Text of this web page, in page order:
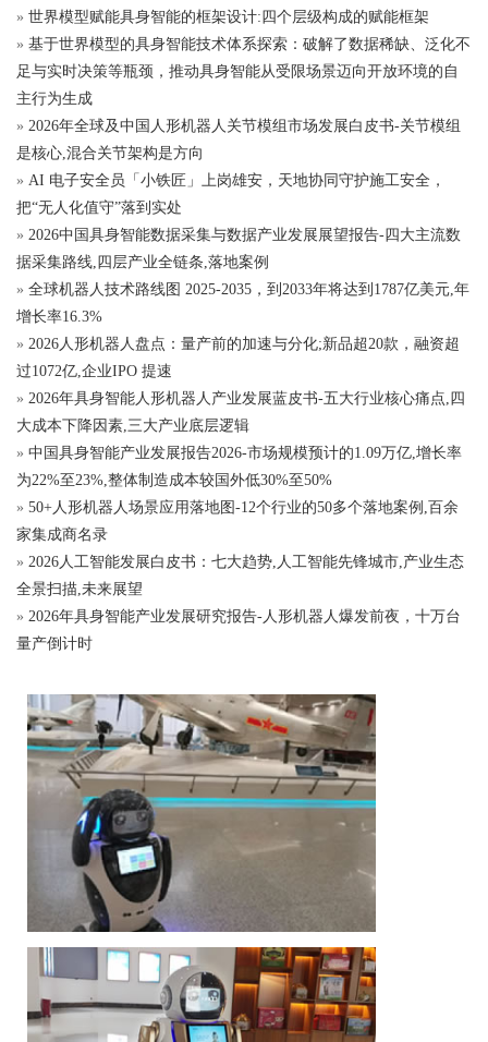
» 世界模型赋能具身智能的框架设计:四个层级构成的赋能框架
» 基于世界模型的具身智能技术体系探索：破解了数据稀缺、泛化不
足与实时决策等瓶颈，推动具身智能从受限场景迈向开放环境的自
主行为生成
» 2026年全球及中国人形机器人关节模组市场发展白皮书-关节模组
是核心,混合关节架构是方向
» AI 电子安全员「小铁匠」上岗雄安，天地协同守护施工安全，
把“无人化值守”落到实处
» 2026中国具身智能数据采集与数据产业发展展望报告-四大主流数
据采集路线,四层产业全链条,落地案例
» 全球机器人技术路线图 2025-2035，到2033年将达到1787亿美元,年
增长率16.3%
» 2026人形机器人盘点：量产前的加速与分化;新品超20款，融资超
过1072亿,企业IPO 提速
» 2026年具身智能人形机器人产业发展蓝皮书-五大行业核心痛点,四
大成本下降因素,三大产业底层逻辑
» 中国具身智能产业发展报告2026-市场规模预计的1.09万亿,增长率
为22%至23%,整体制造成本较国外低30%至50%
» 50+人形机器人场景应用落地图-12个行业的50多个落地案例,百余
家集成商名录
» 2026人工智能发展白皮书：七大趋势,人工智能先锋城市,产业生态
全景扫描,未来展望
» 2026年具身智能产业发展研究报告-人形机器人爆发前夜，十万台
量产倒计时